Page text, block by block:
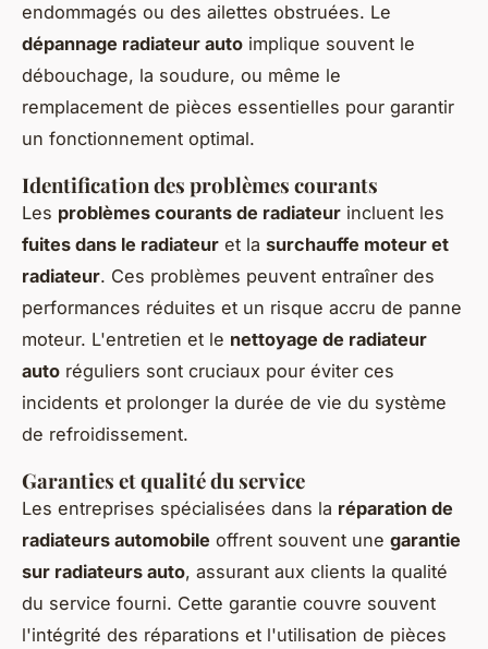
endommagés ou des ailettes obstruées. Le
dépannage radiateur auto implique souvent le
débouchage, la soudure, ou même le
remplacement de pièces essentielles pour garantir
un fonctionnement optimal.
Identification des problèmes courants
Les problèmes courants de radiateur incluent les
fuites dans le radiateur et la surchauffe moteur et
radiateur. Ces problèmes peuvent entraîner des
performances réduites et un risque accru de panne
moteur. L'entretien et le nettoyage de radiateur
auto réguliers sont cruciaux pour éviter ces
incidents et prolonger la durée de vie du système
de refroidissement.
Garanties et qualité du service
Les entreprises spécialisées dans la réparation de
radiateurs automobile offrent souvent une garantie
sur radiateurs auto, assurant aux clients la qualité
du service fourni. Cette garantie couvre souvent
l'intégrité des réparations et l'utilisation de pièces